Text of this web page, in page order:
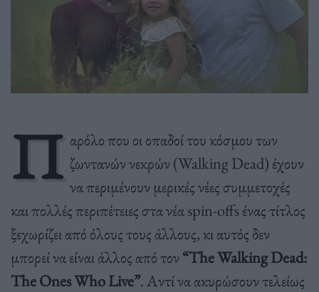
Π αρόλο που οι οπαδοί του κόσμου των
ζωντανών νεκρών (Walking Dead) έχουν
να περιμένουν μερικές νέες συμμετοχές
και πολλές περιπέτειες στα νέα spin-offs ένας τίτλος
ξεχωρίζει από όλους τους άλλους, κι αυτός δεν
μπορεί να είναι άλλος από τον “The Walking Dead:
The Ones Who Live”. Αντί να ακυρώσουν τελείως